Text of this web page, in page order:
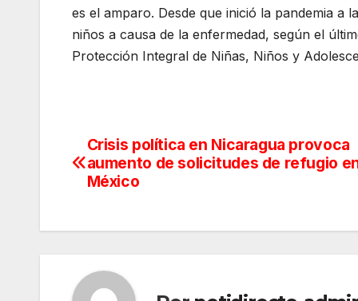
es el amparo. Desde que inició la pandemia
niños a causa de la enfermedad, según el
Protección Integral de Niñas, Niños y
Navegación
de
Crisis política en Nicaragua provoca
aumento de solicitudes de refugio
México